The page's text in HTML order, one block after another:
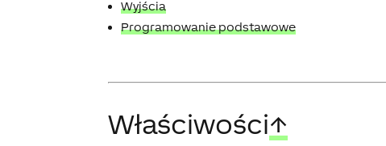
Wyjścia
Programowanie podstawowe
Właściwości↑